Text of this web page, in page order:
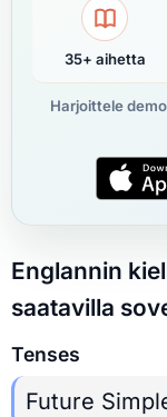
35+ aihetta
Harjoittele
Englannin
saatavilla
Tenses
Future